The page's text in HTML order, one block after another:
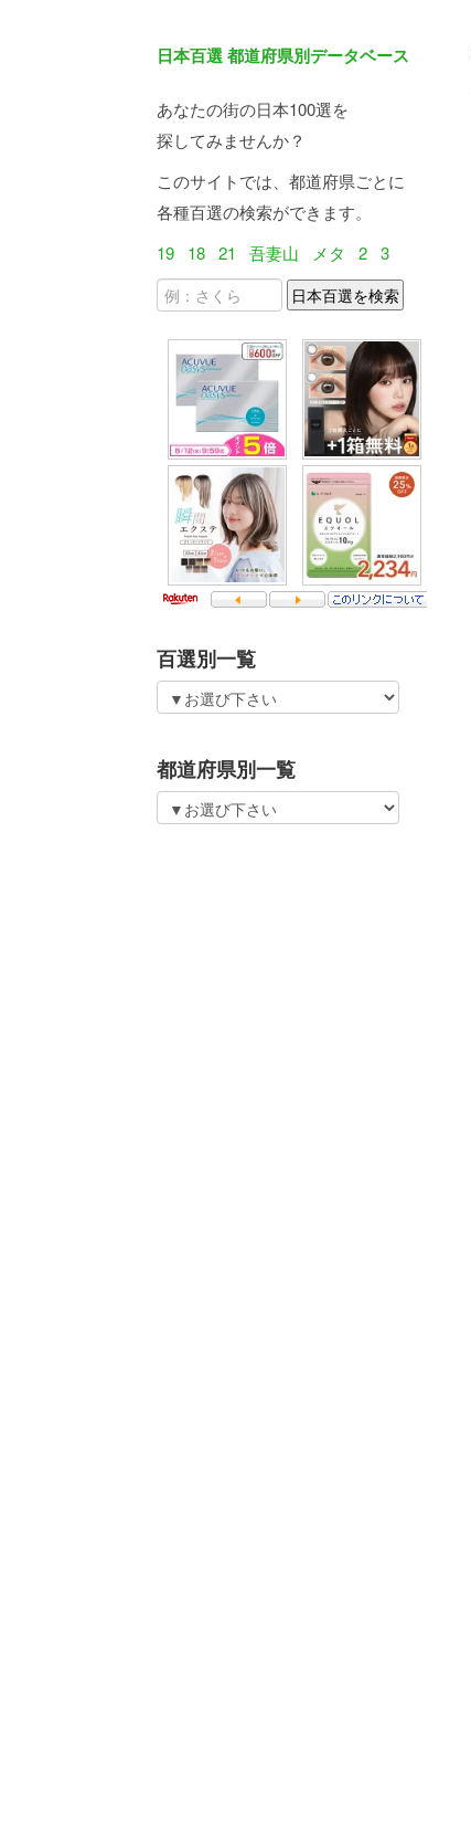
日本百選 都道府県別データベース
あなたの街の日本100選を
探してみませんか？
このサイトでは、都道府県ごとに
各種百選の検索ができます。
19
18 21 吾妻山 メタ 2 3
百選別一覧
都道府県別一覧